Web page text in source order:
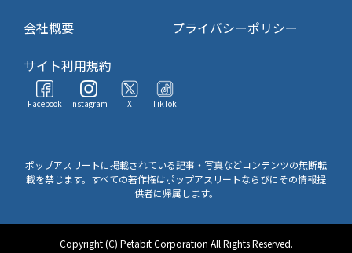
会社概要
プライバシーポリシー
サイト利用規約
Facebook Instagram X TikTok
ポップアスリートに掲載されている記事・写真などコンテンツの無断転
載を禁じます。すべての著作権はポップアスリートならびにその情報提
供者に帰属します。
Copyright (C) Petabit Corporation All Rights Reserved.